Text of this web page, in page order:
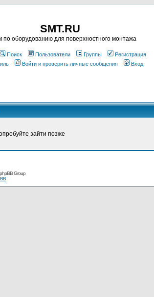
SMT.RU
по оборудованию для поверхностного монтажа
Поиск Пользователи Группы
Регистрация
Войти и проверить личные сообщения Вход
зайти позже
Group